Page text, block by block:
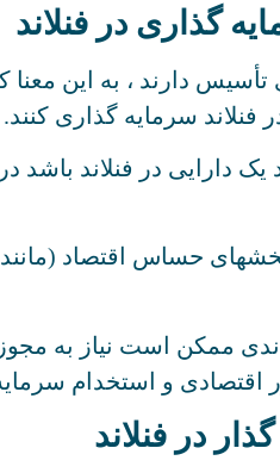
گذاری در فنلاند
دارند ، به این
سرمایه گذاری کنند.
دارایی در فنلاند
حساس اقتصاد (مانند
ممکن است نیاز به
اقتصادی و استخدام
در فنلاند